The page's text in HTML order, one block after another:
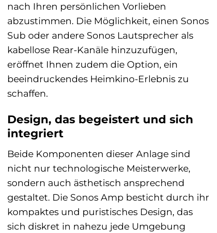
nach Ihren persönlichen Vorlieben
abzustimmen. Die Möglichkeit, einen Sonos
Sub oder andere Sonos Lautsprecher als
kabellose Rear-Kanäle hinzuzufügen,
eröffnet Ihnen zudem die Option, ein
beeindruckendes Heimkino-Erlebnis zu
schaffen.
Design, das begeistert und sich
integriert
Beide Komponenten dieser Anlage sind
nicht nur technologische Meisterwerke,
sondern auch ästhetisch ansprechend
gestaltet. Die Sonos Amp besticht durch ihr
kompaktes und puristisches Design, das
sich diskret in nahezu jede Umgebung